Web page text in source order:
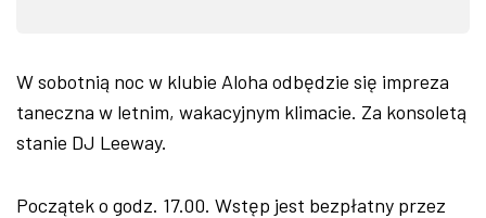
W sobotnią noc w klubie Aloha odbędzie się impreza
taneczna w letnim, wakacyjnym klimacie. Za konsoletą
stanie DJ Leeway.
Początek o godz. 17.00. Wstęp jest bezpłatny przez